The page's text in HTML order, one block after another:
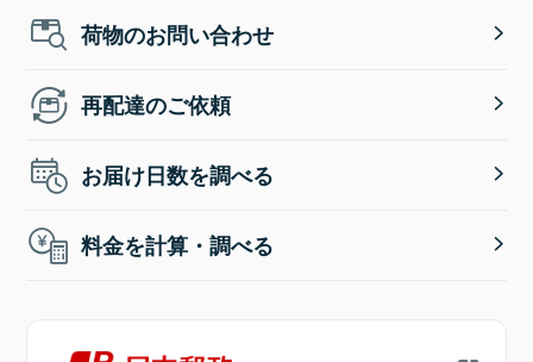
荷物のお問い合わせ
再配達のご依頼
お届け日数を調べる
料金を計算・調べる